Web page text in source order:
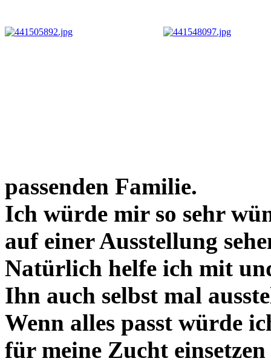
passenden Familie.
Ich würde mir so sehr
auf einer Ausstellung
Natürlich helfe ich mit
Ihn auch selbst mal
Wenn alles passt würde
für meine Zucht